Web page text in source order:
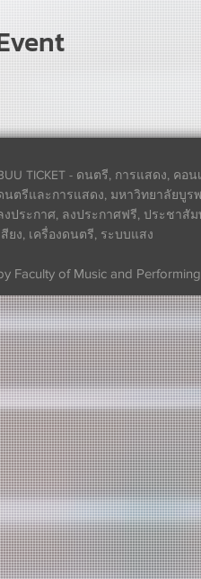
TICKET - ดนตรี, การแสดง, คอ
นตรีและการแสดง, มหาวิทยาลัยบูร
งประกาศ, ลงประกาศฟรี, ประชาสั
สียง, เครื่องดนตรี, ระบบแสง
Faculty of Music and